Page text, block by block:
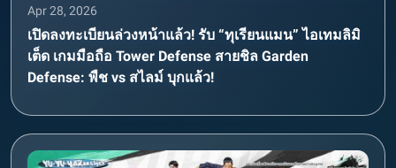
Apr 28, 2026
เปิดลงทะเบียนล่วงหน้าแล้ว! รับ “ทุเรียนแมน” ไอเทมลิมิ
เต็ด เกมมือถือ Tower Defense สายชิล Garden
Defense: พืช vs สไลม์ บุกแล้ว!